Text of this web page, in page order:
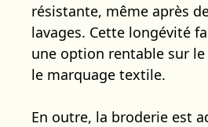
résistante, même après
lavages. Cette longévité
une option rentable sur
le marquage textile.
En outre, la broderie est